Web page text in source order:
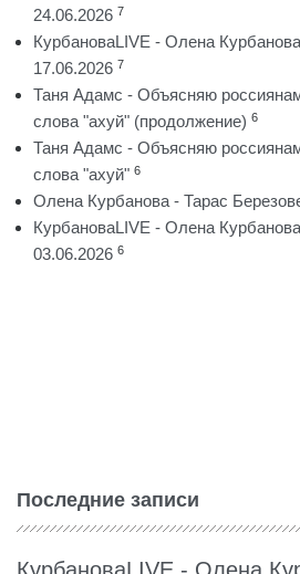
24.06.2026 7
КурбановаLIVE - Олена
17.06.2026 7
Таня Адамс - Объясняю
слова "ахуй" (продолжение) 6
Таня Адамс - Объясняю
слова "ахуй" 6
Олена Курбанова - Тарас
КурбановаLIVE - Олена
03.06.2026 6
Последние записи
КурбановаLIVE - Олена